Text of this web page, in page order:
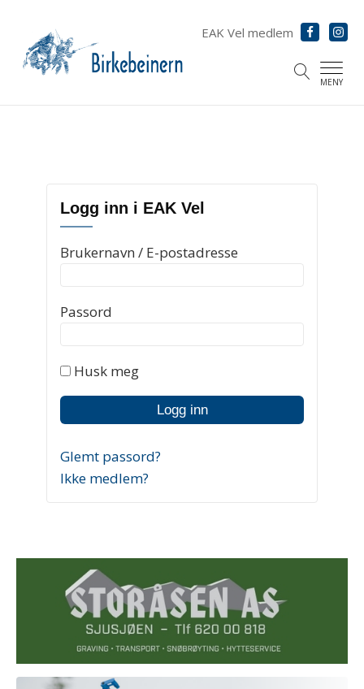
EAK Vel medlem
MENY
Logg inn i EAK Vel
Brukernavn / E-postadresse
Passord
Husk meg
Glemt passord?
Ikke medlem?